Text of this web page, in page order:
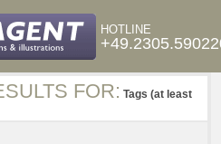
HOTLINE
FOR: Tags (at least